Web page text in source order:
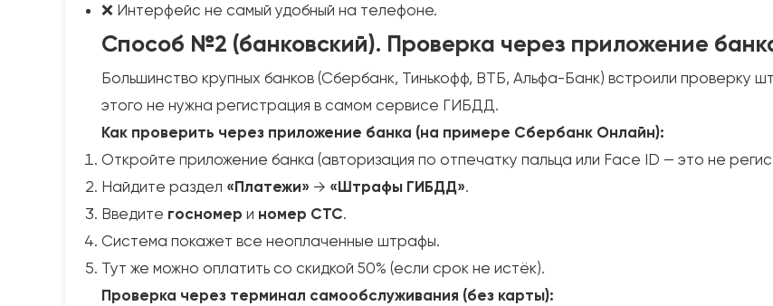
❌ Интерфейс не самый удобный на телефоне.
Способ №2 (банковский). Проверка через приложение
Большинство крупных банков (Сбербанк, Тинькофф, ВТБ, Альфа-Банк) встроили проверку
этого не нужна регистрация в самом сервисе ГИБДД.
Как проверить через приложение банка (на примере Сбербанк Онлайн):
Откройте приложение банка (авторизация по отпечатку пальца или Face ID — это не
Найдите раздел «Платежи» → «Штрафы ГИБДД».
Введите госномер и номер СТС.
Система покажет все неоплаченные штрафы.
Тут же можно оплатить со скидкой 50% (если срок не истёк).
Проверка через терминал самообслуживания (без карты):